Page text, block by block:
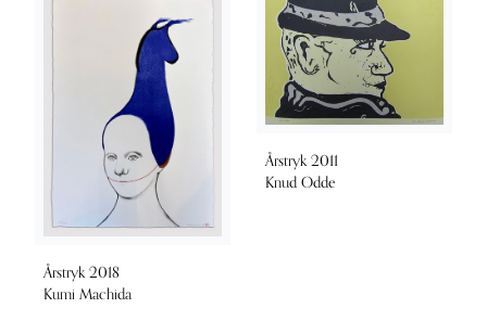
Årstryk 2018
Kumi Machida
Årstryk 2011
Knud Odde